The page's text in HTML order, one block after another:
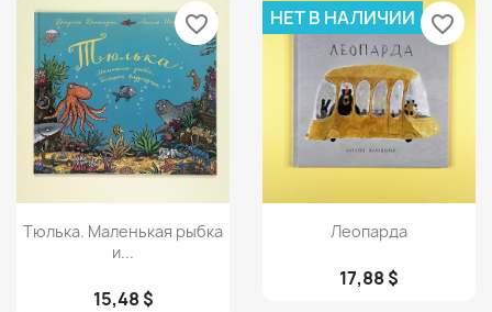
Просмотр
Тюлька. Маленькая рыбка
и...
15,48 $
favorite_border
Просмотр
Леопарда
17,88 $
НЕТ В НАЛИЧИИ favorite_border